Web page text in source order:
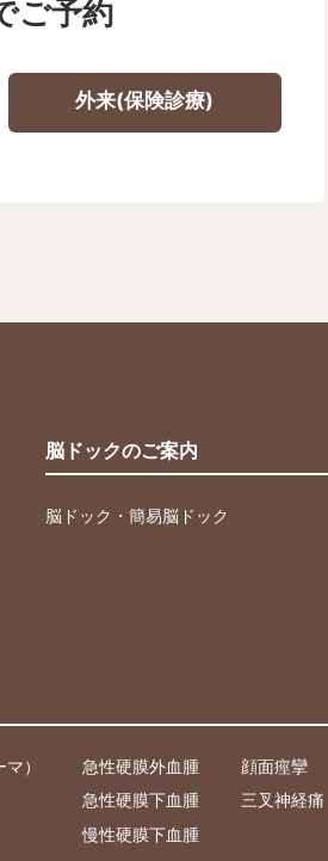
ご予約
外来(保険診療)
脳ドックのご案内
脳ドック・簡易脳ドック
）
急性硬膜外血腫
急性硬膜下血腫
慢性硬膜下血腫
顔面痙攣
三叉神経痛